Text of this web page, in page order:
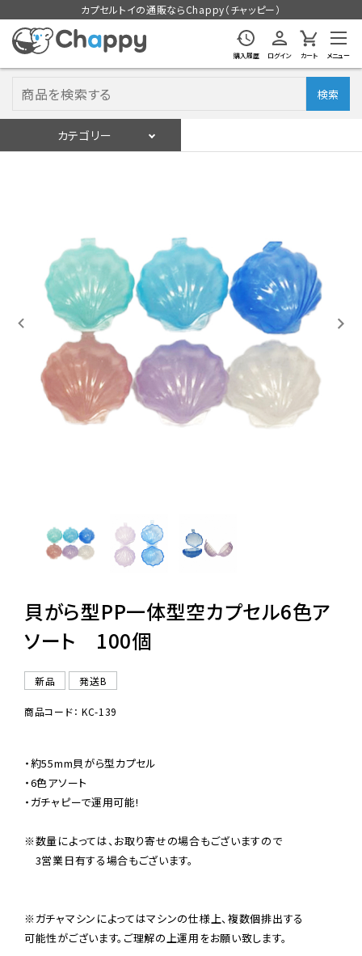
カプセルトイの通販ならChappy（チャッピー）
購入履歴 ログイン カート メニュー
検索
カテゴリー
カプセルトイマシン本体
カプセルトイ
販促用空カプセル
レンタル
よくあるご質問
ご利用ガイド
06-6282-7659
貝がら型PP一体型空カプセル6色ア
ソート 100個
新品 発送B
商品コード： KC-139
・約55mm貝がら型カプセル
・6色アソート
・ガチャピーで運用可能!
※数量によっては、お取り寄せの場合もございますので
3営業日有する場合もございます。
※ガチャマシンによってはマシンの仕様上、複数個排出する
可能性がございます。ご理解の上運用をお願い致します。